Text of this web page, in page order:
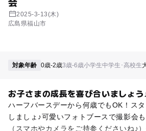
2025-3-13(木)
広島県福山市
対象年齢 0歳-2歳3歳-6歳小学生中学生･高校生
お子さまの成長を喜び合いましょう
ハーフバースデーから何歳でもOK！ス
しましょ♪可愛いフォトブースで撮影会
（スマホやカメラをご持参くださいね♪